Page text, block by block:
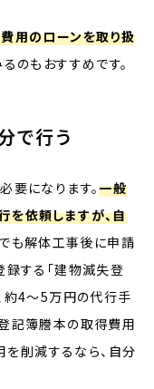
用のローンを取り扱
のもおすすめです。
で行う
要になります。一般
依頼しますが、自
も解体工事後に申請
録する「建物滅失登
約4〜5万円の代行手
記簿謄本の取得費用
削減するなら、自分